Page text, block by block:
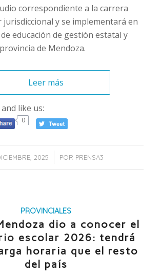
correspondiente a la carrera
jurisdiccional y se implementará en
educación de gestión estatal y
de Mendoza.
Leer más
like us:
0
2025
/ POR PRENSA3
PROVINCIALES
dio a conocer el
escolar 2026: tendrá
horaria que el resto
del país